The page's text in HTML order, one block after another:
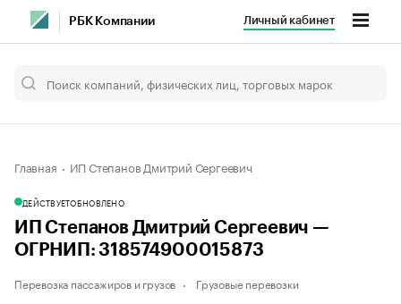
РБК Компании Личный кабинет
Главная ИП Степанов Дмитрий Сергеевич
ДЕЙСТВУЕТОБНОВЛЕНО
ИП Степанов Дмитрий Сергеевич —
ОГРНИП: 318574900015873
Перевозка пассажиров и грузов Грузовые перевозки